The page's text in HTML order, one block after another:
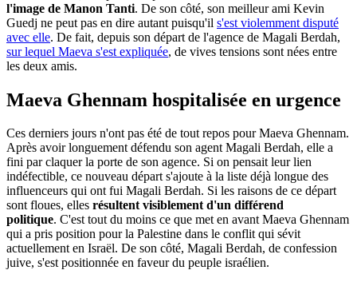
l'image de Manon Tanti. De son côté, son meilleur ami Kevin
Guedj ne peut pas en dire autant puisqu'il s'est violemment disputé
avec elle. De fait, depuis son départ de l'agence de Magali Berdah,
sur lequel Maeva s'est expliquée, de vives tensions sont nées entre
les deux amis.
Maeva Ghennam hospitalisée en urgence
Ces derniers jours n'ont pas été de tout repos pour Maeva Ghennam.
Après avoir longuement défendu son agent Magali Berdah, elle a
fini par claquer la porte de son agence. Si on pensait leur lien
indéfectible, ce nouveau départ s'ajoute à la liste déjà longue des
influenceurs qui ont fui Magali Berdah. Si les raisons de ce départ
sont floues, elles résultent visiblement d'un différend
politique. C'est tout du moins ce que met en avant Maeva Ghennam
qui a pris position pour la Palestine dans le conflit qui sévit
actuellement en Israël. De son côté, Magali Berdah, de confession
juive, s'est positionnée en faveur du peuple israélien.